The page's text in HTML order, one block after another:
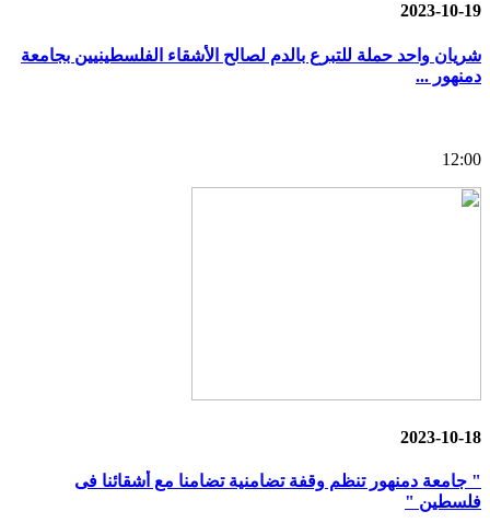
2023-10-19
شريان واحد حملة للتبرع بالدم لصالح الأشقاء الفلسطينيين بجامعة
دمنهور ...
12:00
2023-10-18
" جامعة دمنهور تنظم وقفة تضامنية تضامنا مع أشقائنا فى
فلسطين "